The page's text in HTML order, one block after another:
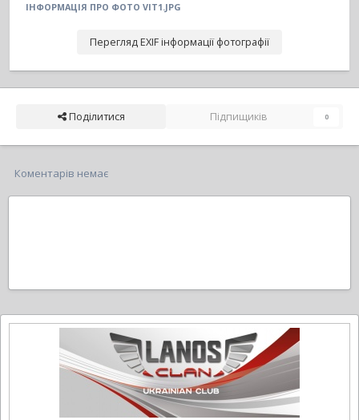
ІНФОРМАЦІЯ ПРО ФОТО VIT1.JPG
Перегляд EXIF інформації фотографії
Поділитися Підпищиків 0
Коментарів немає